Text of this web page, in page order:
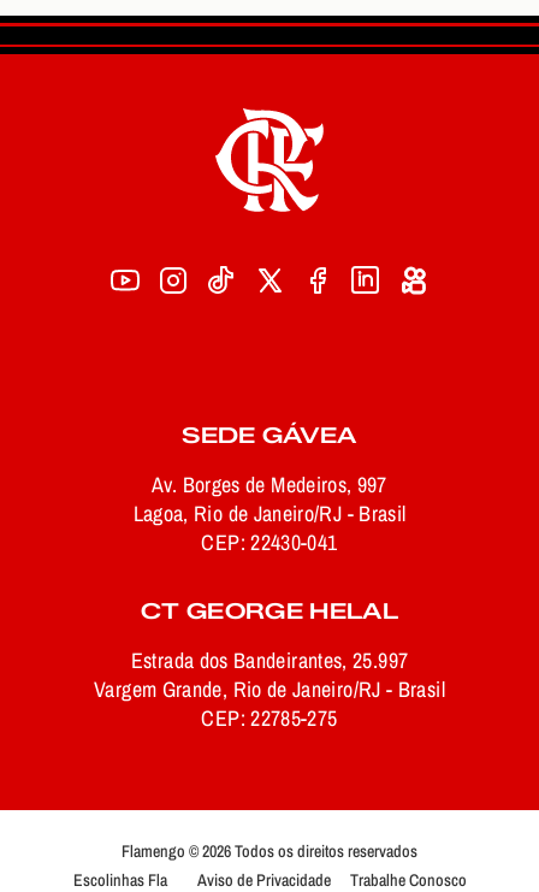
SEDE GÁVEA
Av. Borges de Medeiros, 997
Lagoa, Rio de Janeiro/RJ - Brasil
CEP: 22430-041
CT GEORGE HELAL
Estrada dos Bandeirantes, 25.997
Vargem Grande, Rio de Janeiro/RJ - Brasil
CEP: 22785-275
Flamengo © 2026 Todos os direitos reservados
Escolinhas Fla
Aviso de Privacidade Trabalhe Conosco